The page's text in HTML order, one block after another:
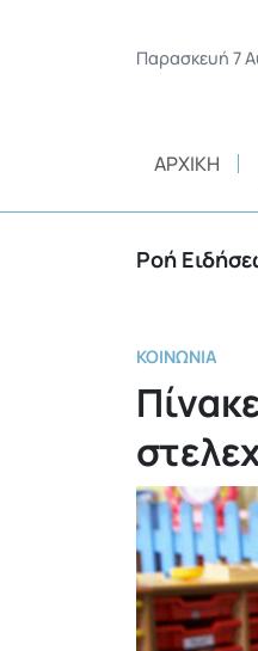
Παρασκευή 7
ΑΡΧΙΚΉ
Ροή
12 συλλήψεις σε
ΚΟΙΝΩΝΊΑ